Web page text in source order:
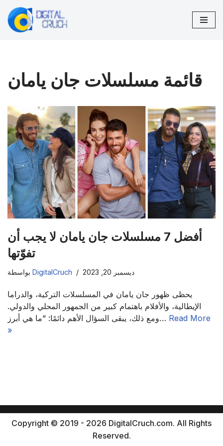
تخطى
قائمة مسلسلات جان يامان
أفضل 7 مسلسلات جان يامان لا يجب أن
تفوّتها
DigitalCruch ديسمبر 20, 2023
يحظى ظهور جان يامان في المسلسلات التركية، والدراما
الإيطالية، والأفلام باهتمام كبير من الجمهور المحلي والدولي.
ومع ذلك، يبقى السؤال الأهم دائمًا: “ما هي أبرز… Read More
»
Copyright © 2019 - 2026 DigitalCruch.com. All Rights
Reserved.